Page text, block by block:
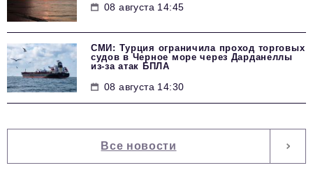
08 августа 14:45
СМИ: Турция ограничила проход торговых
судов в Черное море через Дарданеллы
из-за атак БПЛА
08 августа 14:30
Все новости